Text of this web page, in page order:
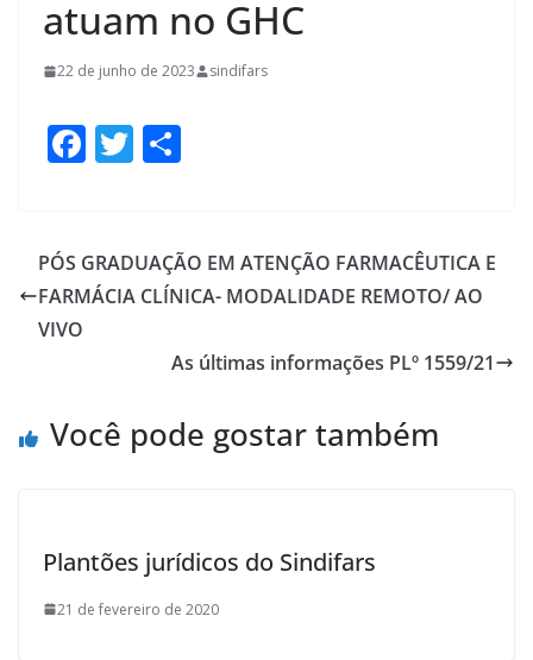
atuam no GHC
22 de junho de 2023 sindifars
F
b
o
T
er e
PÓS GRADUAÇÃO EM ATENÇÃO FARMACÊUTICA E
FARMÁCIA CLÍNICA- MODALIDADE REMOTO/ AO
VIVO
As últimas informações PLº 1559/21
Você pode gostar também
Plantões jurídicos do Sindifars
21 de fevereiro de 2020